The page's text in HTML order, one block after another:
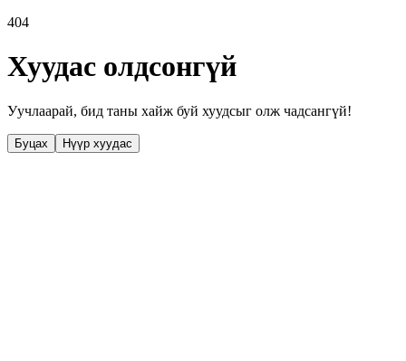
404
Хуудас олдсонгүй
Уучлаарай, бид таны хайж буй хуудсыг олж чадсангүй!
Буцах Нүүр хуудас